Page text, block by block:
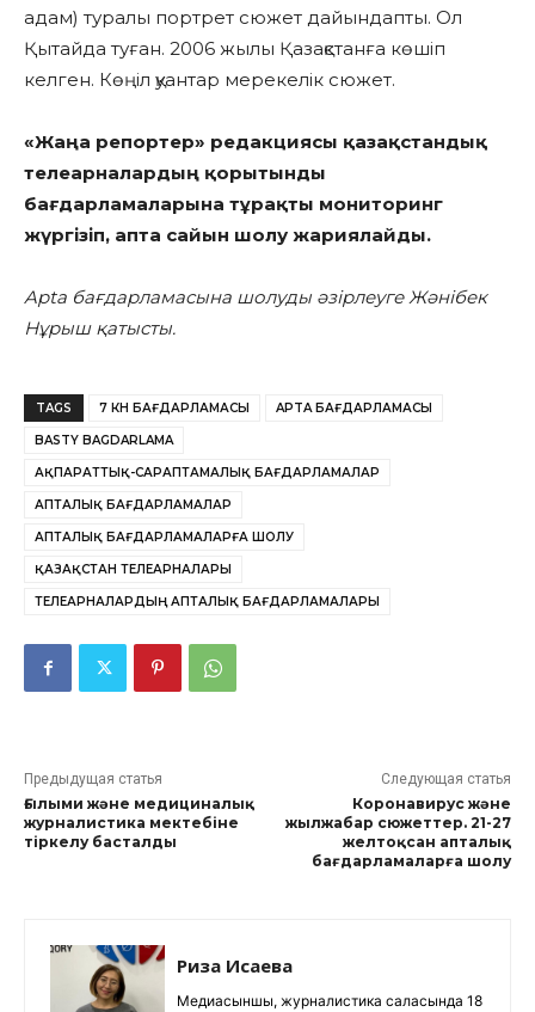
адам) туралы портрет сюжет дайындапты. Ол
Қытайда туған. 2006 жылы Қазақстанға көшіп
келген. Көңіл қуантар мерекелік сюжет.
«Жаңа репортер» редакциясы қазақстандық
телеарналардың қорытынды
бағдарламаларына тұрақты мониторинг
жүргізіп, апта сайын шолу жариялайды.
Apta бағдарламасына шолуды әзірлеуге Жәнібек
Нұрыш қатысты.
TAGS 7 КҮН БАҒДАРЛАМАСЫ APTA БАҒДАРЛАМАСЫ
BASTY BAGDARLAMA
АҚПАРАТТЫҚ-САРАПТАМАЛЫҚ БАҒДАРЛАМАЛАР
АПТАЛЫҚ БАҒДАРЛАМАЛАР
АПТАЛЫҚ БАҒДАРЛАМАЛАРҒА ШОЛУ
ҚАЗАҚСТАН ТЕЛЕАРНАЛАРЫ
ТЕЛЕАРНАЛАРДЫҢ АПТАЛЫҚ БАҒДАРЛАМАЛАРЫ
Предыдущая статья
Ғылыми және медициналық
журналистика мектебіне
тіркелу басталды
Следующая статья
Коронавирус және
жылжабар сюжеттер. 21-27
желтоқсан апталық
бағдарламаларға шолу
Риза Исаева
Медиасыншы, журналистика саласында 18